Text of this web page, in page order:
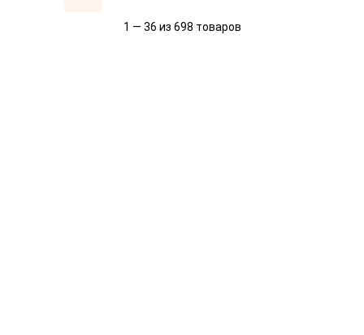
1 — 36 из 698 товаров